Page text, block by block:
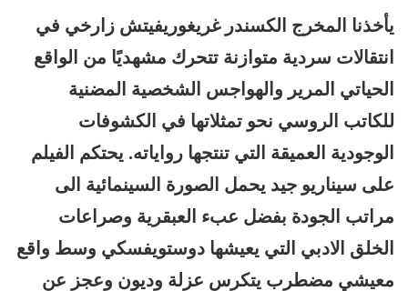
يأخذنا المخرج الكسندر غريغوريفيتش زارخي في
انتقالات سردية متوازنة تتحرك مشهديًا من الواقع
الحياتي المرير والهواجس الشخصية المضنية
للكاتب الروسي نحو تمثلاتها في الكشوفات
الوجودية العميقة التي تنتجها رواياته. يحتكم الفيلم
على سيناريو جيد يحمل الصورة السينمائية الى
مراتب الجودة بفضل عبء العبقرية وصراعات
الخلق الادبي التي يعيشها دوستويفسكي وسط واقع
معيشي مضطرب يتكرس عزلة وديون وعجز عن